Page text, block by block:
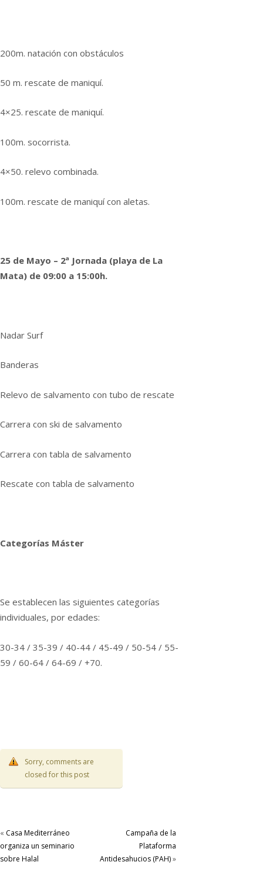
200m. natación con obstáculos
50 m. rescate de maniquí.
4×25. rescate de maniquí.
100m. socorrista.
4×50. relevo combinada.
100m. rescate de maniquí con aletas.
25 de Mayo – 2ª Jornada (playa de La
Mata) de 09:00 a 15:00h.
Nadar Surf
Banderas
Relevo de salvamento con tubo de rescate
Carrera con ski de salvamento
Carrera con tabla de salvamento
Rescate con tabla de salvamento
Categorías Máster
Se establecen las siguientes categorías
individuales, por edades:
30-34 / 35-39 / 40-44 / 45-49 / 50-54 / 55-
59 / 60-64 / 64-69 / +70.
Sorry, comments are
closed for this post
« Casa Mediterráneo
organiza un seminario
sobre Halal
Campaña de la
Plataforma
Antidesahucios (PAH)»